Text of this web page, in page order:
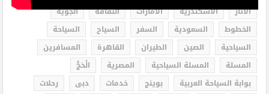
الاثار الاسكندرية الامارات الثقافة
الجوية
الخطوط
السعودية السفر السياح
السياحة
السياحية
الصين الطيران القاهرة
المسافرين
المسلة
المسلة السياحية المصرية
الْحَجُّ
بوابة السياحة العربية
بوينج خدمات دبى
رحلات